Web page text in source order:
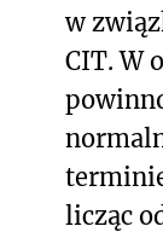
w
CIT. W
licząc